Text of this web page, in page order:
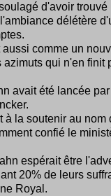
d'avoir
délétère
comme un
qui n'en finit
avait été lancée
à la soutenir au
confié le
espérait être
20% de leurs
Royal.